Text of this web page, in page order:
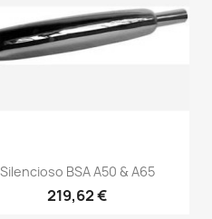
Vista rápida
Silencioso BSA A50 & A65
219,62 €